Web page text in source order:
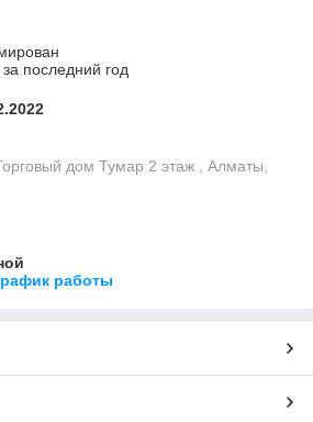
последний год
дом Тумар 2 этаж , Алматы,
работы